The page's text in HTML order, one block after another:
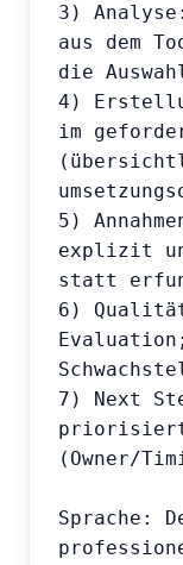
3)
aus dem
die
4)
im
5)
explizit
statt
6)
7) Next
(Owner/
Sprache: